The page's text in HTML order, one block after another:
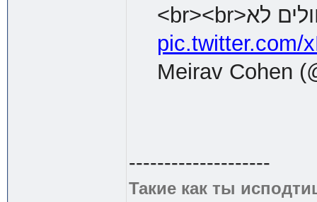
pic.twitter.com/
Meirav Cohen
--------------------
Такие как ты